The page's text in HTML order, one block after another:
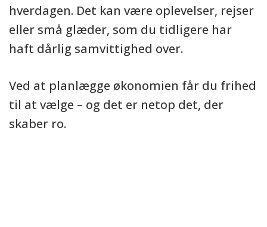
hverdagen. Det kan være oplevelser, rejser
eller små glæder, som du tidligere har
haft dårlig samvittighed over.
Ved at planlægge økonomien får du frihed
til at vælge – og det er netop det, der
skaber ro.